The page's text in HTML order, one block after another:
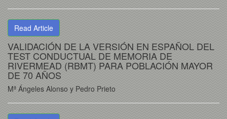
Read Article
VALIDACIÓN DE LA VERSIÓN EN ESPAÑOL DEL
TEST CONDUCTUAL DE MEMORIA DE
RIVERMEAD (RBMT) PARA POBLACIÓN MAYOR
DE 70 AÑOS
Mª Ángeles Alonso y Pedro Prieto